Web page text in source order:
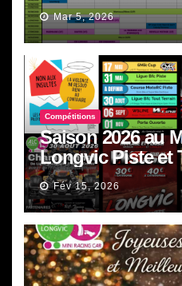
Mar 5, 2026
Compétitions
Saison 2026 au
Longvic Piste et
Fév 15, 2026